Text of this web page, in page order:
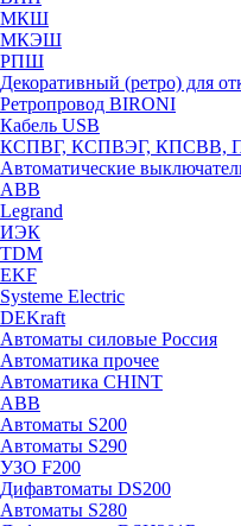
МКШ
МКЭШ
РПШ
Декоративный (ретро) для
Ретропровод BIRONI
Кабель USB
КСПВГ, КСПВЭГ,
Автоматические
ABB
Legrand
ИЭК
TDM
EKF
Systeme Electric
DEKraft
Автоматы силовые Россия
Автоматика прочее
Автоматика CHINT
ABB
Автоматы S200
Автоматы S290
УЗО F200
Дифавтоматы DS200
Автоматы S280